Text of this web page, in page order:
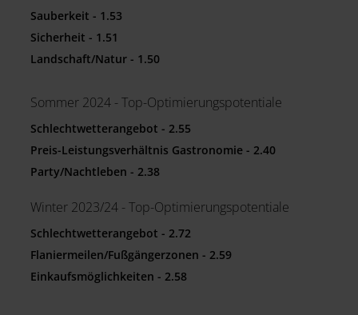
Sauberkeit - 1.53
Sicherheit - 1.51
Landschaft/Natur - 1.50
Sommer 2024 - Top-Optimierungspotentiale
Schlechtwetterangebot - 2.55
Preis-Leistungsverhältnis Gastronomie - 2.40
Party/Nachtleben - 2.38
Winter 2023/24 - Top-Optimierungspotentiale
Schlechtwetterangebot - 2.72
Flaniermeilen/Fußgängerzonen - 2.59
Einkaufsmöglichkeiten - 2.58